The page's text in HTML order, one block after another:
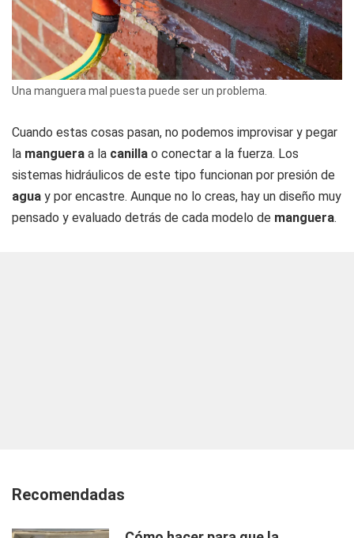
Una manguera mal puesta puede ser un problema.
Cuando estas cosas pasan, no podemos improvisar y pegar
la manguera a la canilla o conectar a la fuerza. Los
sistemas hidráulicos de este tipo funcionan por presión de
agua y por encastre. Aunque no lo creas, hay un diseño muy
pensado y evaluado detrás de cada modelo de manguera.
Recomendadas